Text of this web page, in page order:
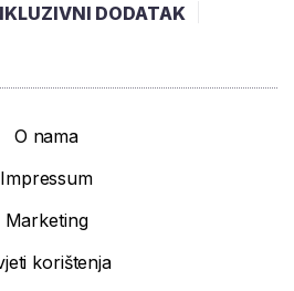
DODATAK
O nama
Impressum
Marketing
korištenja